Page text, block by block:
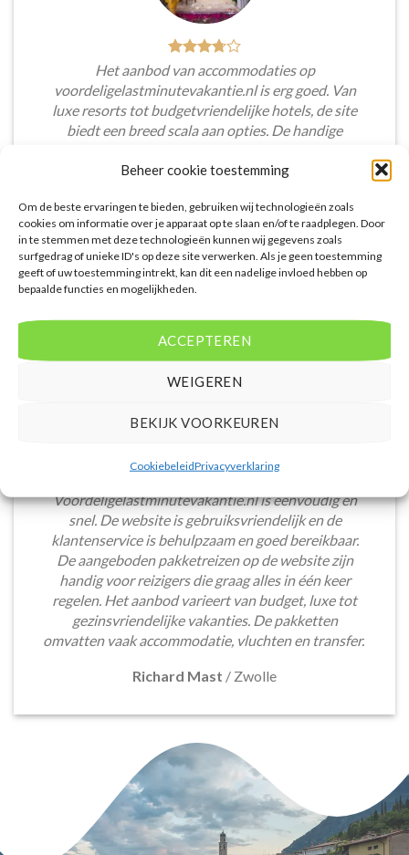
Beheer cookie toestemming
Om de beste ervaringen te bieden, gebruiken wij technologieën zoals
cookies om informatie over je apparaat op te slaan en/of te raadplegen. Door
in te stemmen met deze technologieën kunnen wij gegevens zoals
surfgedrag of unieke ID's op deze site verwerken. Als je geen toestemming
geeft of uw toestemming intrekt, kan dit een nadelige invloed hebben op
bepaalde functies en mogelijkheden.
ACCEPTEREN
WEIGEREN
BEKIJK VOORKEUREN
CookiebeleidPrivacyverklaring
Het aanbod van accommodaties op
voordeligelastminutevakantie.nl is erg goed. Van
luxe resorts tot budgetvriendelijke hotels, de site
biedt een breed scala aan opties. De handige
accommodaties te vinden die aansluiten bij mijn
Tim Beukers /Tilburg
Voordeligelastminutevakantie.nl is eenvoudig en
snel. De website is gebruiksvriendelijk en de
klantenservice is behulpzaam en goed bereikbaar.
De aangeboden pakketreizen op de website zijn
handig voor reizigers die graag alles in één keer
regelen. Het aanbod varieert van budget, luxe tot
gezinsvriendelijke vakanties. De pakketten
omvatten vaak accommodatie, vluchten en transfer.
Richard Mast / Zwolle